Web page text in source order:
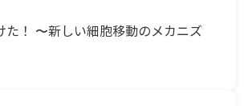
た！ 〜新しい細胞移動のメカニズ